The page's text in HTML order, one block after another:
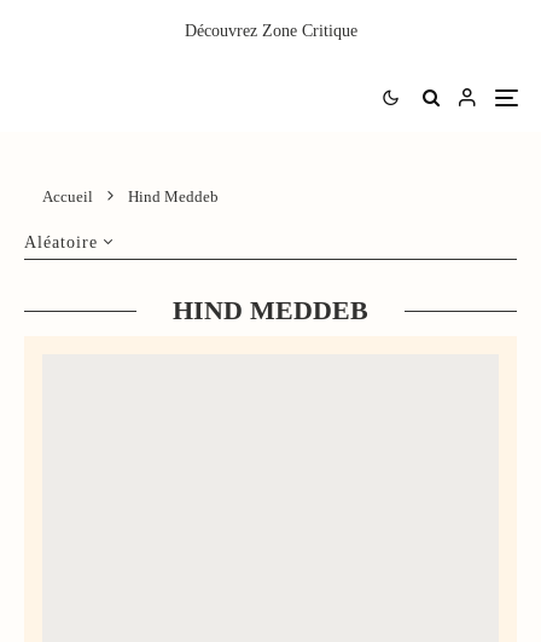
Découvrez Zone Critique
Accueil Hind Meddeb
Aléatoire
HIND MEDDEB